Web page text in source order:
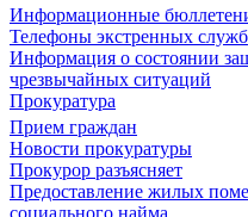
Информационные
Телефоны экстренных служб
Информация о состоянии
чрезвычайных ситуаций
Прокуратура
Прием граждан
Новости прокуратуры
Прокурор разъясняет
Предоставление жилых
социального найма